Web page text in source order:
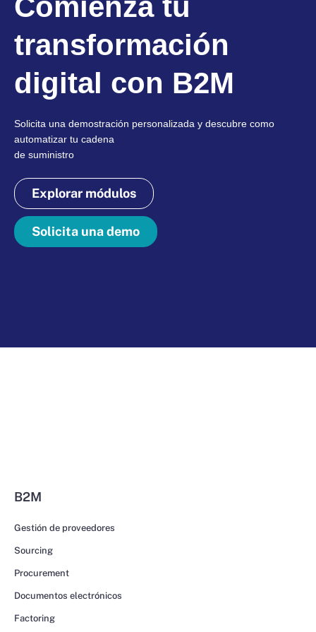
transformación
digital con B2M
Solicita una demostración personalizada y descubre como
automatizar tu cadena
de suministro
Explorar módulos
Solicita una demo
B2M
Gestión de proveedores
Sourcing
Procurement
Documentos electrónicos
Factoring